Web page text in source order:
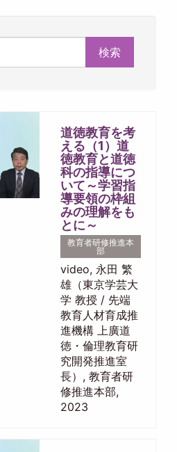
検索
道徳教育を考
える（1）道
徳教育と道徳
科の指導につ
いて～学習指
導要領の枠組
みの理解をも
とに～
教育者研修推進本
部
video, 永田 繁
雄（東京学芸大
学 教授 / 先端
教育人材育成推
進機構 上廣道
徳・倫理教育研
究開発推進室
長）, 教育者研
修推進本部,
2023